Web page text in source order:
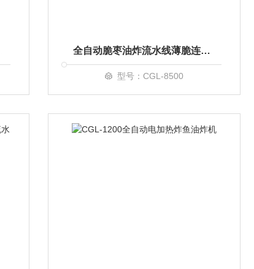
全自动脆枣油炸流水线薄脆连续油炸机
型号：CGL-8500